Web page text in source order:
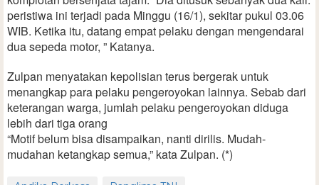
peristiwa ini terjadi pada Minggu (16/1), sekitar pukul 03.06
WIB. Ketika itu, datang empat pelaku dengan mengendarai
dua sepeda motor, ” Katanya.
Zulpan menyatakan kepolisian terus bergerak untuk
menangkap para pelaku pengeroyokan lainnya. Sebab dari
keterangan warga, jumlah pelaku pengeroyokan diduga
lebih dari tiga orang
“Motif belum bisa disampaikan, nanti dirilis. Mudah-
mudahan ketangkap semua,” kata Zulpan. (*)